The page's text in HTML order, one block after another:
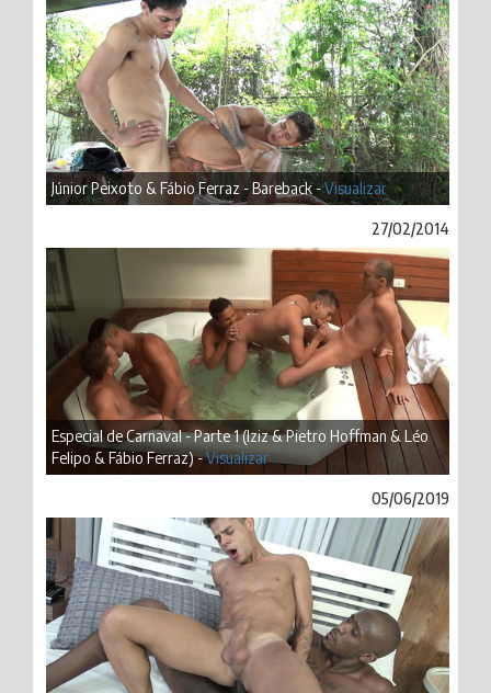
Júnior Peixoto & Fábio Ferraz - Bareback -Visualizar
27/02/2014
Especial de Carnaval - Parte 1 (Iziz & Pietro Hoffman & Léo
Felipo & Fábio Ferraz) -Visualizar
05/06/2019